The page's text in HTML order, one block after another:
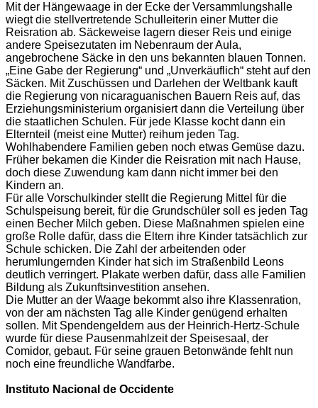
Mit der Hängewaage in der Ecke der Versammlungshalle
wiegt die stellvertretende Schulleiterin einer Mutter die
Reisration ab. Säckeweise lagern dieser Reis und einige
andere Speisezutaten im Nebenraum der Aula,
angebrochene Säcke in den uns bekannten blauen Tonnen.
„Eine Gabe der Regierung“ und „Unverkäuflich“ steht auf den
Säcken. Mit Zuschüssen und Darlehen der Weltbank kauft
die Regierung von nicaraguanischen Bauern Reis auf, das
Erziehungsministerium organisiert dann die Verteilung über
die staatlichen Schulen. Für jede Klasse kocht dann ein
Elternteil (meist eine Mutter) reihum jeden Tag.
Wohlhabendere Familien geben noch etwas Gemüse dazu.
Früher bekamen die Kinder die Reisration mit nach Hause,
doch diese Zuwendung kam dann nicht immer bei den
Kindern an.
Für alle Vorschulkinder stellt die Regierung Mittel für die
Schulspeisung bereit, für die Grundschüler soll es jeden Tag
einen Becher Milch geben. Diese Maßnahmen spielen eine
große Rolle dafür, dass die Eltern ihre Kinder tatsächlich zur
Schule schicken. Die Zahl der arbeitenden oder
herumlungernden Kinder hat sich im Straßenbild Leons
deutlich verringert. Plakate werben dafür, dass alle Familien
Bildung als Zukunftsinvestition ansehen.
Die Mutter an der Waage bekommt also ihre Klassenration,
von der am nächsten Tag alle Kinder genügend erhalten
sollen. Mit Spendengeldern aus der Heinrich-Hertz-Schule
wurde für diese Pausenmahlzeit der Speisesaal, der
Comidor, gebaut. Für seine grauen Betonwände fehlt nun
noch eine freundliche Wandfarbe.
Instituto Nacional de Occidente